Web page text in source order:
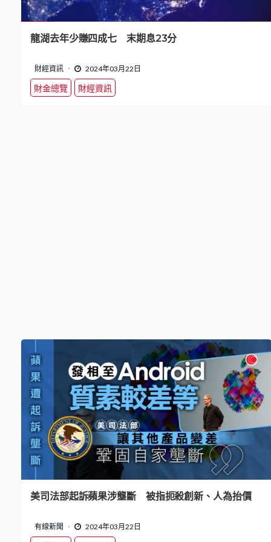
龍湖去年少賺四成七 末期息23分
財經資訊 2024年03月22日
財金總覽 財經資訊
美司法部起訴蘋果涉壟斷 被指扼殺創新、人為抬價
有線新聞 2024年03月22日